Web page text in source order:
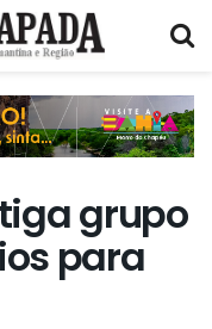
grupo
para